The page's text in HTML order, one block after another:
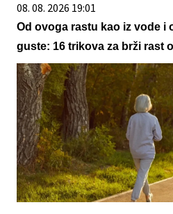
08. 08. 2026 19:01
Od ovoga rastu kao iz vode i
guste: 16 trikova za brži rast